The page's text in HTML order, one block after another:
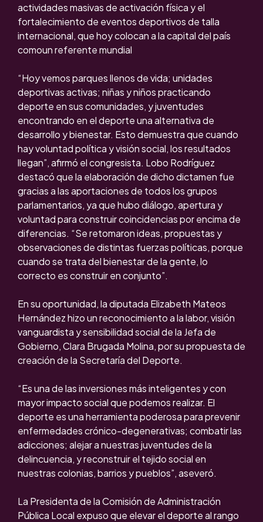
actividades masivas de activación física y el
fortalecimiento de eventos deportivos de talla
internacional, que hoy colocan a la capital del país
comoun referente mundial
“Hoy vemos parques llenos de vida; unidades
deportivas activas; niñas y niños practicando
deporte en sus comunidades, y juventudes
encontrando en el deporte una alternativa de
desarrollo y bienestar. Esto demuestra que cuando
hay voluntad política y visión social, los resultados
llegan”, afirmó el congresista. Lobo Rodríguez
destacó que la elaboración de dicho dictamen fue
gracias a las aportaciones de todos los grupos
parlamentarios, ya que hubo diálogo, apertura y
voluntad para construir coincidencias por encima de
diferencias. “Se retomaron ideas, propuestas y
observaciones de distintas fuerzas políticas, porque
cuando se trata del bienestar de la gente, lo
correcto es construir en conjunto”.
En su oportunidad, la diputada Elizabeth Mateos
Hernández hizo un reconocimiento a la labor, visión
vanguardista y sensibilidad social de la Jefa de
Gobierno, Clara Brugada Molina, por su propuesta de
creación de la Secretaría del Deporte.
“Es una de las inversiones más inteligentes y con
mayor impacto social que podemos realizar. El
deporte es una herramienta poderosa para prevenir
enfermedades crónico-degenerativas; combatir las
adicciones; alejar a nuestras juventudes de la
delincuencia, y reconstruir el tejido social en
nuestras colonias, barrios y pueblos”, aseveró.
La Presidenta de la Comisión de Administración
Pública Local expuso que elevar el deporte al rango